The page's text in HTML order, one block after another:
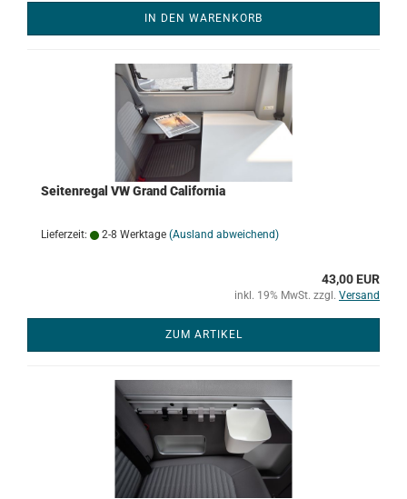
IN DEN WARENKORB
Seitenregal VW Grand California
Lieferzeit: 2-8 Werktage (Ausland abweichend)
43,00 EUR
inkl. 19% MwSt. zzgl. Versand
ZUM ARTIKEL